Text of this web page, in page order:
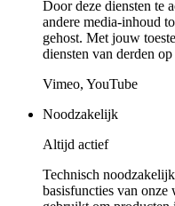
Door deze diensten te
andere media-inhoud
gehost. Met jouw
diensten van derden
Vimeo, YouTube
Noodzakelijk
Altijd actief
Technisch
basisfuncties van